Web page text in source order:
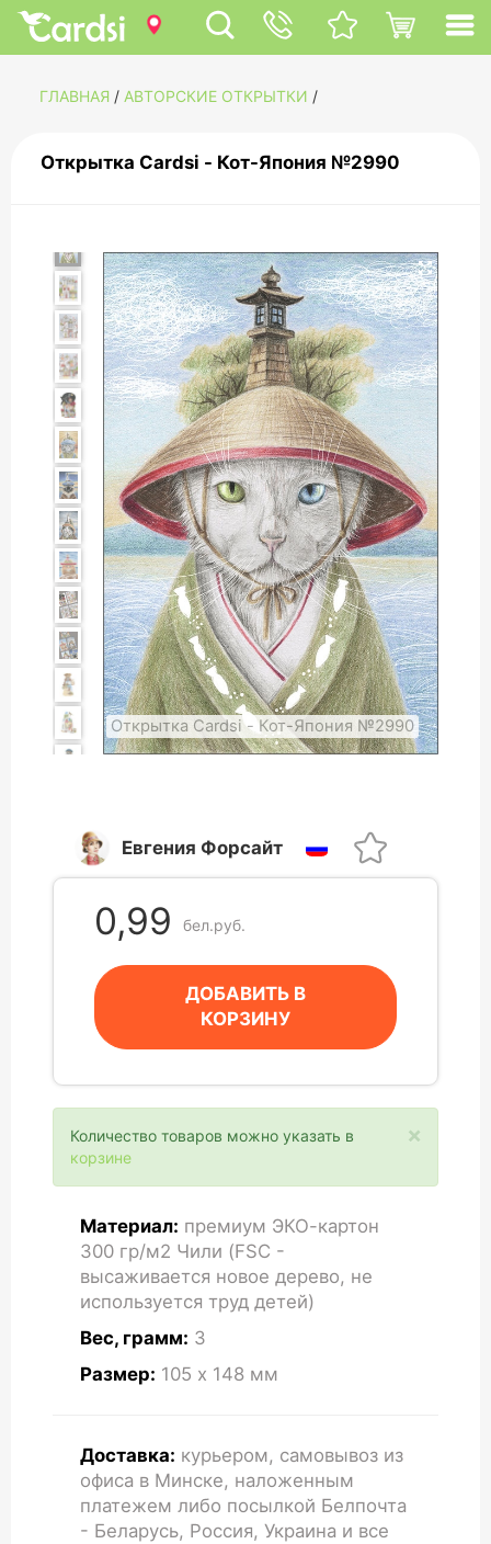
ГЛАВНАЯ / АВТОРСКИЕ ОТКРЫТКИ /
Открытка Cardsi - Кот-Япония №2990
Открытка Cardsi - Кот-Япония №2990
Евгения Форсайт
0,99 бел.руб.
ДОБАВИТЬ В
КОРЗИНУ
×
Количество товаров можно указать в
корзине
Материал: премиум ЭКО-картон
300 гр/м2 Чили (FSC -
высаживается новое дерево, не
используется труд детей)
Вес, грамм: 3
Размер: 105 x 148 мм
Доставка: курьером, самовывоз из
офиса в Минске, наложенным
платежем либо посылкой Белпочта
- Беларусь, Россия, Украина и все